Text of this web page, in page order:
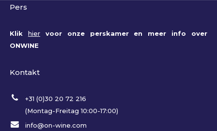
Pers
Klik hiervoor onze perskamer en meer info over
ONWINE
Kontakt
+31 (0)30 20 72 216
(Montag-Freitag 10:00-17:00)
info@on-wine.com